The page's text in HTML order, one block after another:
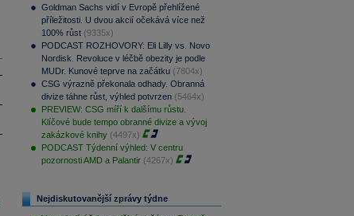
Goldman Sachs vidí v Evropě přehlížené
příležitosti. U dvou akcií očekává více než
100% růst (9335x)
PODCAST ROZHOVORY: Eli Lilly vs. Novo
Nordisk. Revoluce v léčbě obezity je podle
MUDr. Kunové teprve na začátku (7804x)
CSG výrazně překonala odhady. Obranná
divize táhne růst, výhled potvrzen (5464x)
PREVIEW: CSG míří k dalšímu růstu.
Klíčové bude tempo obranné divize a vývoj
zakázkové knihy (4497x)
PODCAST Týdenní výhled: V centru
pozornosti AMD a Palantir (4267x)
Nejdiskutovanější zprávy týdne